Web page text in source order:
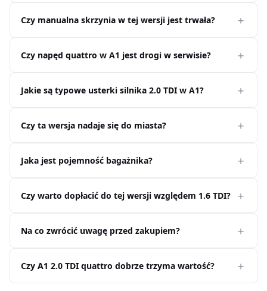
Czy manualna skrzynia w tej wersji jest trwała?
Czy napęd quattro w A1 jest drogi w serwisie?
Jakie są typowe usterki silnika 2.0 TDI w A1?
Czy ta wersja nadaje się do miasta?
Jaka jest pojemność bagażnika?
Czy warto dopłacić do tej wersji względem 1.6 TDI?
Na co zwrócić uwagę przed zakupiem?
Czy A1 2.0 TDI quattro dobrze trzyma wartość?